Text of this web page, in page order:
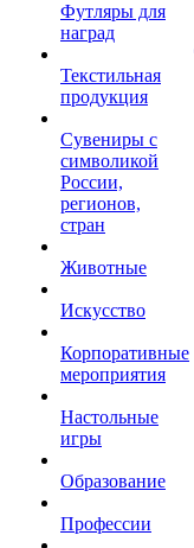
Футляры для
наград
Текстильная
продукция
Сувениры с
символикой
России,
регионов,
стран
Животные
Искусство
Корпоративные
мероприятия
Настольные
игры
Образование
Профессии